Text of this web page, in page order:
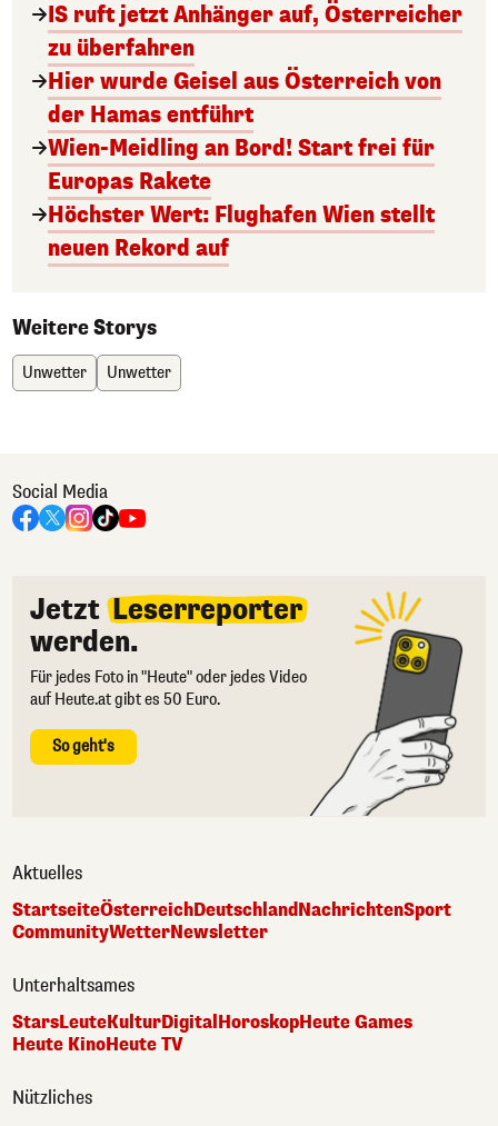
IS ruft jetzt Anhänger auf, Österreicher
zu überfahren
Hier wurde Geisel aus Österreich von
der Hamas entführt
Wien-Meidling an Bord! Start frei für
Europas Rakete
Höchster Wert: Flughafen Wien stellt
neuen Rekord auf
Weitere Storys
Unwetter Unwetter
Social Media
Jetzt Leserreporter
werden.
Für jedes Foto in "Heute" oder jedes Video
auf Heute.at gibt es 50 Euro.
So geht's
Aktuelles
StartseiteÖsterreichDeutschlandNachrichtenSport
CommunityWetterNewsletter
Unterhaltsames
StarsLeuteKulturDigital HoroskopHeute Games
Heute KinoHeute TV
Nützliches